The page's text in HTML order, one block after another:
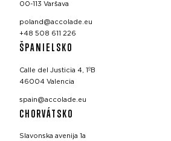
00-113 Varšava
poland@accolade.eu
+48 508 611 226
ŠPANIELSKO
Calle del Justicia 4, 1ºB
46004 Valencia
spain@accolade.eu
CHORVÁTSKO
Slavonska avenija 1a